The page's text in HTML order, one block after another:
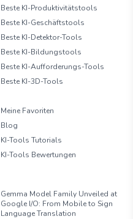
Beste KI-Produktivitätstools
Beste KI-Geschäftstools
Beste KI-Detektor-Tools
Beste KI-Bildungstools
Beste KI-Aufforderungs-Tools
Beste KI-3D-Tools
Meine Favoriten
Blog
KI-Tools Tutorials
KI-Tools Bewertungen
Gemma Model Family Unveiled at
Google I/O: From Mobile to Sign
Language Translation